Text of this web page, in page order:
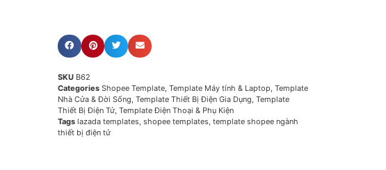
SKU B62
Categories Shopee Template, Template Máy tính & Laptop, Template
Nhà Cửa & Đời Sống, Template Thiết Bị Điện Gia Dụng, Template
Thiết Bị Điện Tử, Template Điện Thoại & Phụ Kiện
Tags lazada templates, shopee templates, template shopee ngành
thiết bị điện tử